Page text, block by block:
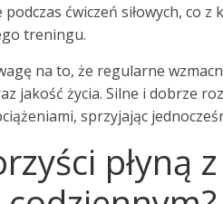
ćwiczeń siłowych, co
treningu.
na to, że regularne
jakość życia. Silne i dobrze
sprzyjając